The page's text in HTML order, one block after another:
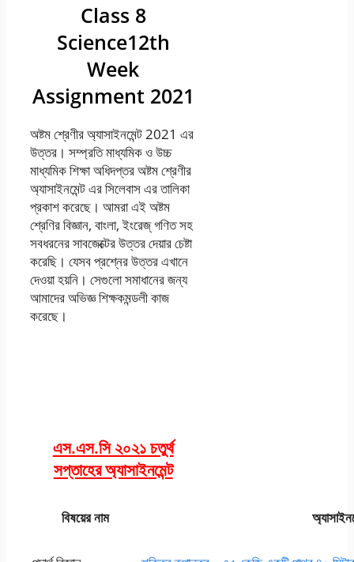
Class 8
Science12th
Week
Assignment 2021
অষ্টম শ্রেণীর অ্যাসাইনমেন্ট 2021 এর
উত্তর। সম্প্রতি মাধ্যমিক ও উচ্চ
মাধ্যমিক শিক্ষা অধিদপ্তর অষ্টম শ্রেণীর
অ্যাসাইনমেন্ট এর সিলেবাস এর তালিকা
প্রকাশ করেছে। আমরা এই অষ্টম
শ্রেণির বিজ্ঞান, বাংলা, ইংরেজ্‌ গণিত সহ
সবধরনের সাবজেক্টের উত্তর দেয়ার চেষ্টা
করেছি। যেসব প্রশ্নের উত্তর এখানে
দেওয়া হয়নি। সেগুলো সমাধানের জন্য
আমাদের অভিজ্ঞ শিক্ষকমন্ডলী কাজ
করেছে।
এস.এস.সি ২০২১ চতুর্থ
সপ্তাহের অ্যাসাইনমেন্ট
বিষয়ের নাম